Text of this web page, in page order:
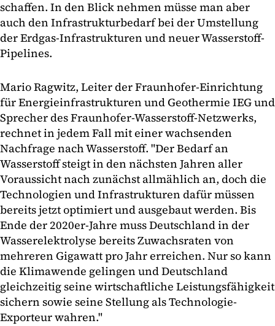
schaffen. In den Blick nehmen müsse man aber
auch den Infrastrukturbedarf bei der Umstellung
der Erdgas-Infrastrukturen und neuer Wasserstoff-
Pipelines.
Mario Ragwitz, Leiter der Fraunhofer-Einrichtung
für Energieinfrastrukturen und Geothermie IEG und
Sprecher des Fraunhofer-Wasserstoff-Netzwerks,
rechnet in jedem Fall mit einer wachsenden
Nachfrage nach Wasserstoff. "Der Bedarf an
Wasserstoff steigt in den nächsten Jahren aller
Voraussicht nach zunächst allmählich an, doch die
Technologien und Infrastrukturen dafür müssen
bereits jetzt optimiert und ausgebaut werden. Bis
Ende der 2020er-Jahre muss Deutschland in der
Wasserelektrolyse bereits Zuwachsraten von
mehreren Gigawatt pro Jahr erreichen. Nur so kann
die Klimawende gelingen und Deutschland
gleichzeitig seine wirtschaftliche Leistungsfähigkeit
sichern sowie seine Stellung als Technologie-
Exporteur wahren."